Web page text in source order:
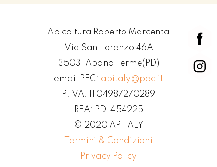
Apicoltura Roberto Marcenta
Via San Lorenzo 46A
35031 Abano Terme(PD)
email PEC: apitaly@pec.it
P.IVA: IT04987270289
REA: PD-454225
© 2020 APITALY
Termini & Condizioni
Privacy Policy